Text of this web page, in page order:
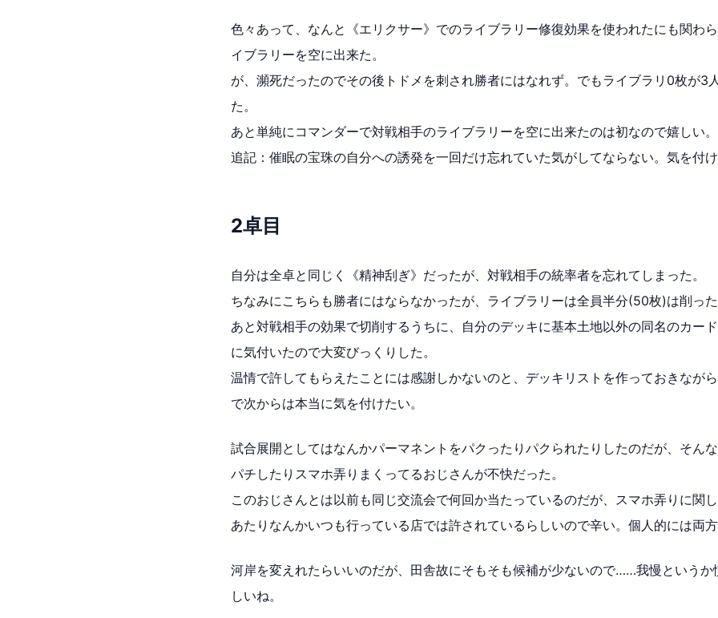
色々あって、なんと《エリクサー》でのライブラリー修復効果を使われたにも関わ
イブラリーを空に出来た。
が、瀕死だったのでその後トドメを刺され勝者にはなれず。でもライブラリ0枚が3
た。
あと単純にコマンダーで対戦相手のライブラリーを空に出来たのは初なので嬉しい。
追記：催眠の宝珠の自分への誘発を一回だけ忘れていた気がしてならない。気を付
2卓目
自分は全卓と同じく《精神刮ぎ》だったが、対戦相手の統率者を忘れてしまった。
ちなみにこちらも勝者にはならなかったが、ライブラリーは全員半分(50枚)は削った
あと対戦相手の効果で切削するうちに、自分のデッキに基本土地以外の同名のカー
に気付いたので大変びっくりした。
温情で許してもらえたことには感謝しかないのと、デッキリストを作っておきなが
で次からは本当に気を付けたい。
試合展開としてはなんかパーマネントをパクったりパクられたりしたのだが、そん
パチしたりスマホ弄りまくってるおじさんが不快だった。
このおじさんとは以前も同じ交流会で何回か当たっているのだが、スマホ弄りに関
あたりなんかいつも行っている店では許されているらしいので辛い。個人的には両方
河岸を変えれたらいいのだが、田舎故にそもそも候補が少ないので……我慢というか
しいね。